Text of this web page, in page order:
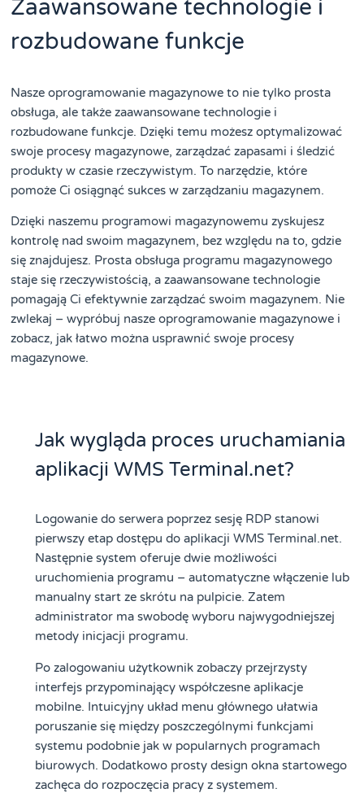
Zaawansowane technologie i
rozbudowane funkcje
Nasze oprogramowanie magazynowe to nie tylko prosta
obsługa, ale także zaawansowane technologie i
rozbudowane funkcje. Dzięki temu możesz optymalizować
swoje procesy magazynowe, zarządzać zapasami i śledzić
produkty w czasie rzeczywistym. To narzędzie, które
pomoże Ci osiągnąć sukces w zarządzaniu magazynem.
Dzięki naszemu programowi magazynowemu zyskujesz
kontrolę nad swoim magazynem, bez względu na to, gdzie
się znajdujesz. Prosta obsługa programu magazynowego
staje się rzeczywistością, a zaawansowane technologie
pomagają Ci efektywnie zarządzać swoim magazynem. Nie
zwlekaj – wypróbuj nasze oprogramowanie magazynowe i
zobacz, jak łatwo można usprawnić swoje procesy
magazynowe.
Jak wygląda proces uruchamiania
aplikacji WMS Terminal.net?
Logowanie do serwera poprzez sesję RDP stanowi
pierwszy etap dostępu do aplikacji WMS Terminal.net.
Następnie system oferuje dwie możliwości
uruchomienia programu – automatyczne włączenie lub
manualny start ze skrótu na pulpicie. Zatem
administrator ma swobodę wyboru najwygodniejszej
metody inicjacji programu.
Po zalogowaniu użytkownik zobaczy przejrzysty
interfejs przypominający współczesne aplikacje
mobilne. Intuicyjny układ menu głównego ułatwia
poruszanie się między poszczególnymi funkcjami
systemu podobnie jak w popularnych programach
biurowych. Dodatkowo prosty design okna startowego
zachęca do rozpoczęcia pracy z systemem.